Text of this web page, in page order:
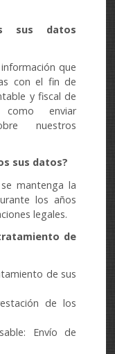
sus datos
que
con el fin de
y fiscal de
enviar
nuestros
sus datos?
mantenga la
los años
legales.
de
de sus
de los
Envío de